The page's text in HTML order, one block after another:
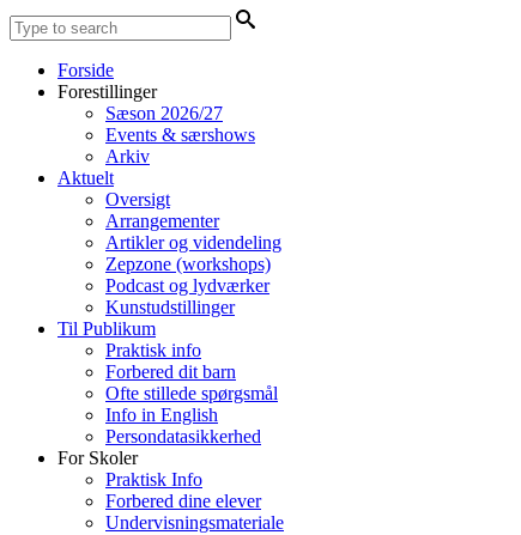
Forside
Forestillinger
Sæson 2026/27
Events & særshows
Arkiv
Aktuelt
Oversigt
Arrangementer
Artikler og videndeling
Zepzone (workshops)
Podcast og lydværker
Kunstudstillinger
Til Publikum
Praktisk info
Forbered dit barn
Ofte stillede spørgsmål
Info in English
Persondatasikkerhed
For Skoler
Praktisk Info
Forbered dine elever
Undervisningsmateriale